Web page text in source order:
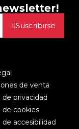
Suscribirse
de venta
de privacidad
de cookies
de accesibilidad